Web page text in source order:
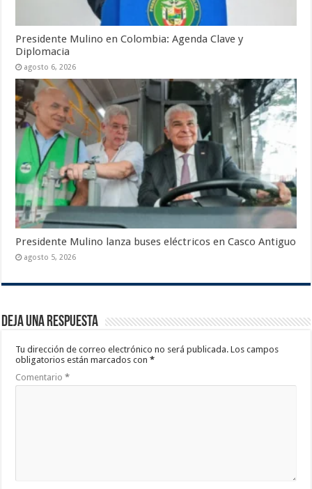
Presidente Mulino en Colombia: Agenda Clave y
Diplomacia
agosto 6, 2026
Presidente Mulino lanza buses eléctricos en Casco Antiguo
agosto 5, 2026
Deja una respuesta
Tu dirección de correo electrónico no será publicada. Los campos
obligatorios están marcados con*
Comentario*